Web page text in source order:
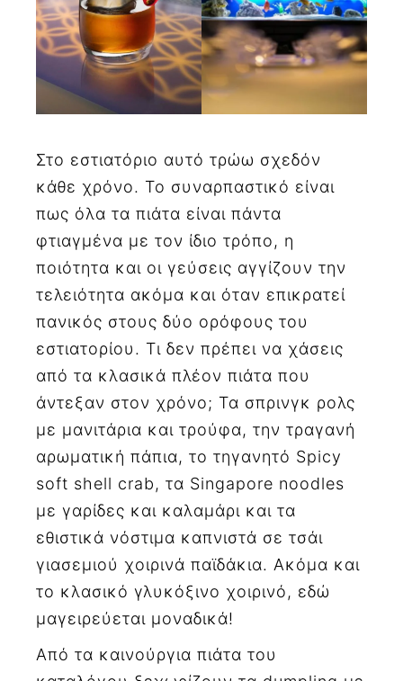
Στο εστιατόριο αυτό τρώω σχεδόν
κάθε χρόνο. Το συναρπαστικό είναι
πως όλα τα πιάτα είναι πάντα
φτιαγμένα με τον ίδιο τρόπο, η
ποιότητα και οι γεύσεις αγγίζουν την
τελειότητα ακόμα και όταν επικρατεί
πανικός στους δύο ορόφους του
εστιατορίου. Τι δεν πρέπει να χάσεις
από τα κλασικά πλέον πιάτα που
άντεξαν στον χρόνο; Τα σπρινγκ ρολς
με μανιτάρια και τρούφα, την τραγανή
αρωματική πάπια, το τηγανητό Spicy
soft shell crab, τα Singapore noodles
με γαρίδες και καλαμάρι και τα
εθιστικά νόστιμα καπνιστά σε τσάι
γιασεμιού χοιρινά παϊδάκια. Ακόμα και
το κλασικό γλυκόξινο χοιρινό, εδώ
μαγειρεύεται μοναδικά!
Από τα καινούργια πιάτα του